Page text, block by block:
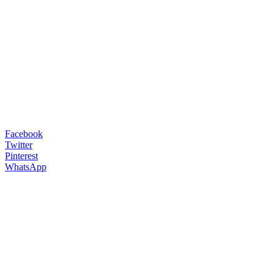
Facebook
Twitter
Pinterest
WhatsApp